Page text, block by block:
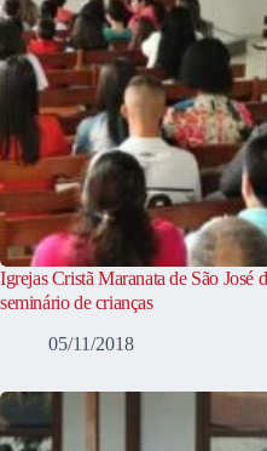
Igrejas Cristã Maranata de São José
seminário de crianças
05/11/2018